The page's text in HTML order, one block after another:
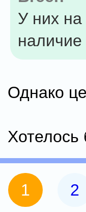
У них
Однако
Хотелось
1 2